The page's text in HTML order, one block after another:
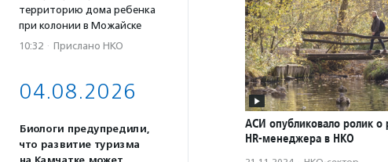
территорию дома ребенка
при колонии в Можайске
10:32 · Прислано НКО
04.08.2026
Биологи предупредили,
что развитие туризма
АСИ опубликовало ролик о
HR-менеджера в НКО